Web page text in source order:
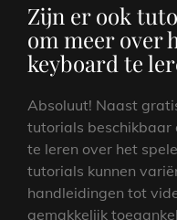
Zijn er ook
om meer over
keyboard te
Absoluut! Naast
tutorials beschikbaar
te leren over het
tutorials kunnen
handleidingen tot
gemakkelijk